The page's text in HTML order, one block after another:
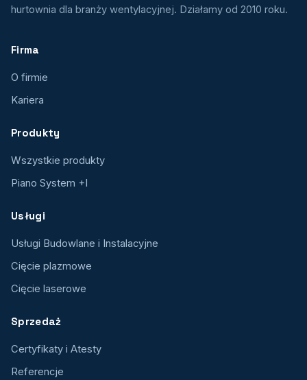
hurtownia dla branży wentylacyjnej. Działamy od 2010 roku.
Firma
O firmie
Kariera
Produkty
Wszystkie produkty
Piano System +I
Usługi
Usługi Budowlane i Instalacyjne
Cięcie plazmowe
Cięcie laserowe
Sprzedaż
Certyfikaty i Atesty
Referencje